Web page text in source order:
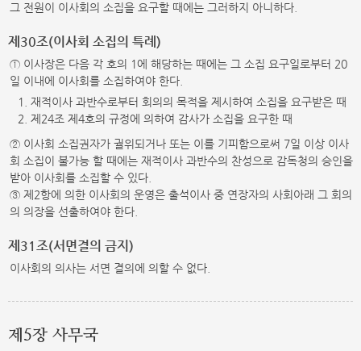
그 전원이 이사회의 소집을 요구할 때에는 그러하지 아니하다.
제30조(이사회 소집의 특례)
① 이사장은 다음 각 호의 1에 해당하는 때에는 그 소집 요구일로부터 20
일 이내에 이사회를 소집하여야 한다.
1. 재적이사 과반수로부터 회의의 목적을 제시하여 소집을 요구받은 때
2. 제24조 제4호의 규정에 의하여 감사가 소집을 요구한 때
② 이사회 소집권자가 궐위되거나 또는 이를 기피함으로써 7일 이상 이사
회 소집이 불가능 할 때에는 재적이사 과반수의 찬성으로 감독청의 승인을
받아 이사회를 소집할 수 있다.
③ 제2항에 의한 이사회의 운영은 출석이사 중 연장자의 사회아래 그 회의
의 의장을 선출하여야 한다.
제31조(서면결의 금지)
이사회의 의사는 서면 결의에 의할 수 없다.
제5장 사무국